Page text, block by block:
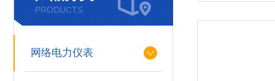
PRODUCTS
网络电力仪表